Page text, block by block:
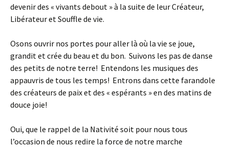
devenir des « vivants debout » à la suite de leur Créateur,
Libérateur et Souffle de vie.
Osons ouvrir nos portes pour aller là où la vie se joue,
grandit et crée du beau et du bon. Suivons les pas de danse
des petits de notre terre! Entendons les musiques des
appauvris de tous les temps! Entrons dans cette farandole
des créateurs de paix et des « espérants » en des matins de
douce joie!
Oui, que le rappel de la Nativité soit pour nous tous
l’occasion de nous redire la force de notre marche